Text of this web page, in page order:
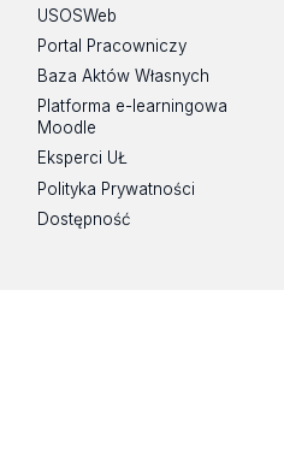
USOSWeb
Portal Pracowniczy
Baza Aktów Własnych
Platforma e-learningowa
Moodle
Eksperci UŁ
Polityka Prywatności
Dostępność